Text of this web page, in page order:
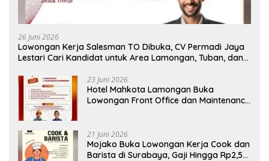
26 Juni 2026
Lowongan Kerja Salesman TO Dibuka, CV Permadi Jaya
Lestari Cari Kandidat untuk Area Lamongan, Tuban, dan
23 Juni 2026
Hotel Mahkota Lamongan Buka
Lowongan Front Office dan Maintenance
21 Juni 2026
Mojako Buka Lowongan Kerja Cook dan
Barista di Surabaya, Gaji Hingga Rp2,5